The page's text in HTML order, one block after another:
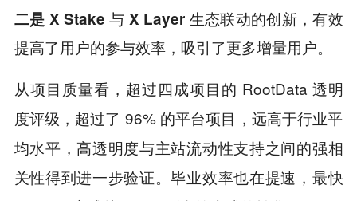
二是 X Stake 与 X Layer 生态联动的创新，有效
提高了用户的参与效率，吸引了更多增量用户。
从项目质量看，超过四成项目的 RootData 透明
度评级，超过了 96% 的平台项目，远高于行业平
均水平，高透明度与主站流动性支持之间的强相
关性得到进一步验证。毕业效率也在提速，最快